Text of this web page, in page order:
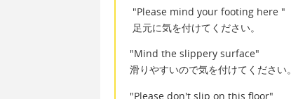
"Please mind your footing here "
足元に気を付けてください。
"Mind the slippery surface"
滑りやすいので気を付けてください。
"Please don't slip on this floor"